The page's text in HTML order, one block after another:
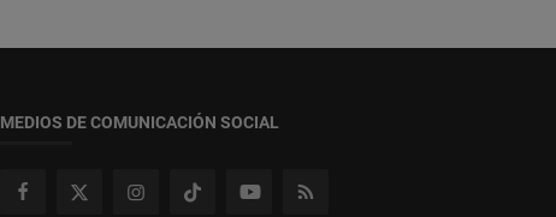
MEDIOS DE COMUNICACIÓN SOCIAL